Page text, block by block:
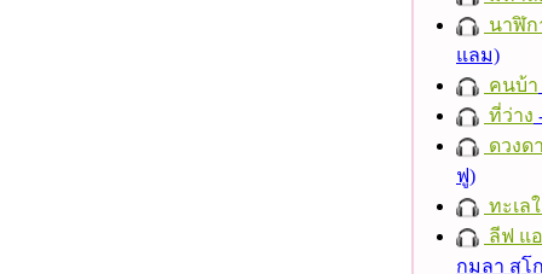
นาฬิก
แลม)
คนบ้า
ที่ว่าง
ดวงด
ฟู)
ทะเล
ลีฟ แอ
กมลา สุโ